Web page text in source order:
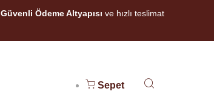
Güvenli Ödeme Altyapısı ve hızlı teslimat
Sepet